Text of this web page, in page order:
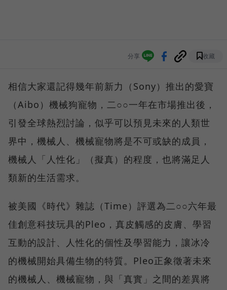
分享 收藏
相信大家還記得幾年前新力（Sony）推出的愛寶
（Aibo）機械狗寵物，二○○一年在市場推出後，
引發全球熱烈討論，似乎可以預見未來的人類世
界中，機械人、機械寵物將是不可或缺的成員，
機械人「人性化」（擬真）的程度，也將滿足人
類新的生活需求。
被美國《時代》雜誌（Time）評選為二○○六年最
佳創意科技玩具的Pleo，真皮觸感的皮膚、學習
互動的設計、人性化的個性及學習能力，讓冰冷
的機械開始具備生物的特質。Pleo正象徵著未來
的機械人、機械寵物，與「真實」之間的差異將